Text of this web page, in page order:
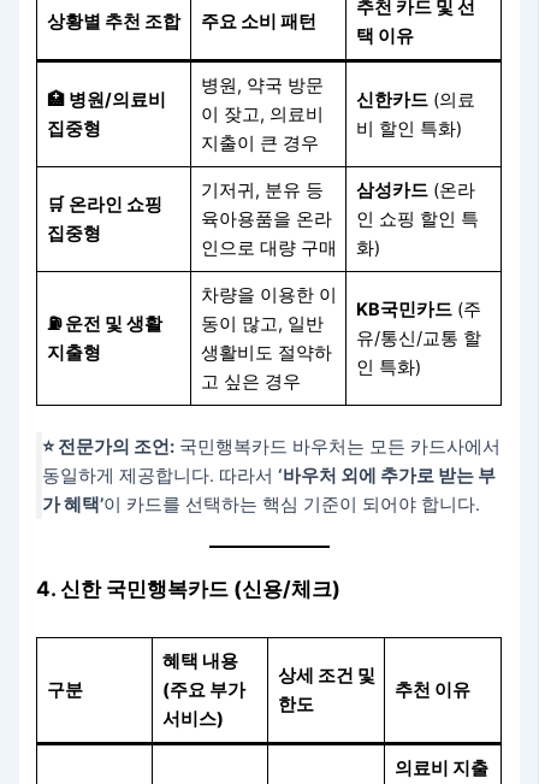
상황별 추천 조합 주요 소비 패턴
추천 카드 및 선
택 이유
🏥 병원/의료비
집중형
병원, 약국 방문
이 잦고, 의료비
지출이 큰 경우
신한카드(의료
비 할인 특화)
🛒 온라인 쇼핑
집중형
기저귀, 분유 등
육아용품을 온라
인으로 대량 구매
삼성카드(온라
인 쇼핑 할인 특
화)
⛽ 운전 및 생활
지출형
차량을 이용한 이
동이 많고, 일반
생활비도 절약하
고 싶은 경우
KB국민카드(주
유/통신/교통 할
인 특화)
⭐ 전문가의 조언: 국민행복카드 바우처는 모든 카드사에서
동일하게 제공합니다. 따라서‘바우처 외에 추가로 받는 부
가 혜택’이 카드를 선택하는 핵심 기준이 되어야 합니다.
4. 신한 국민행복카드 (신용/체크)
구분
혜택 내용
(주요 부가
서비스)
상세 조건 및
한도
추천 이유
의료비 지출